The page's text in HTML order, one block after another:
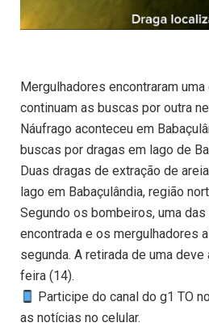
Mergulhadores encontraram
continuam as buscas por outra
Náufrago aconteceu em
buscas por dragas em lago de
Duas dragas de extração de
lago em Babaçulândia, região
Segundo os bombeiros, uma
encontrada e os mergulhadores
segunda. A retirada de uma
feira (14).
Participe do canal do g1 TO
as notícias no celular.